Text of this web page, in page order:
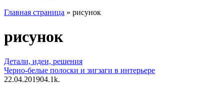
Главная страница » рисунок
рисунок
Детали, идеи, решения
Черно-белые полоски и зигзаги в интерьере
22.04.201904.1k.